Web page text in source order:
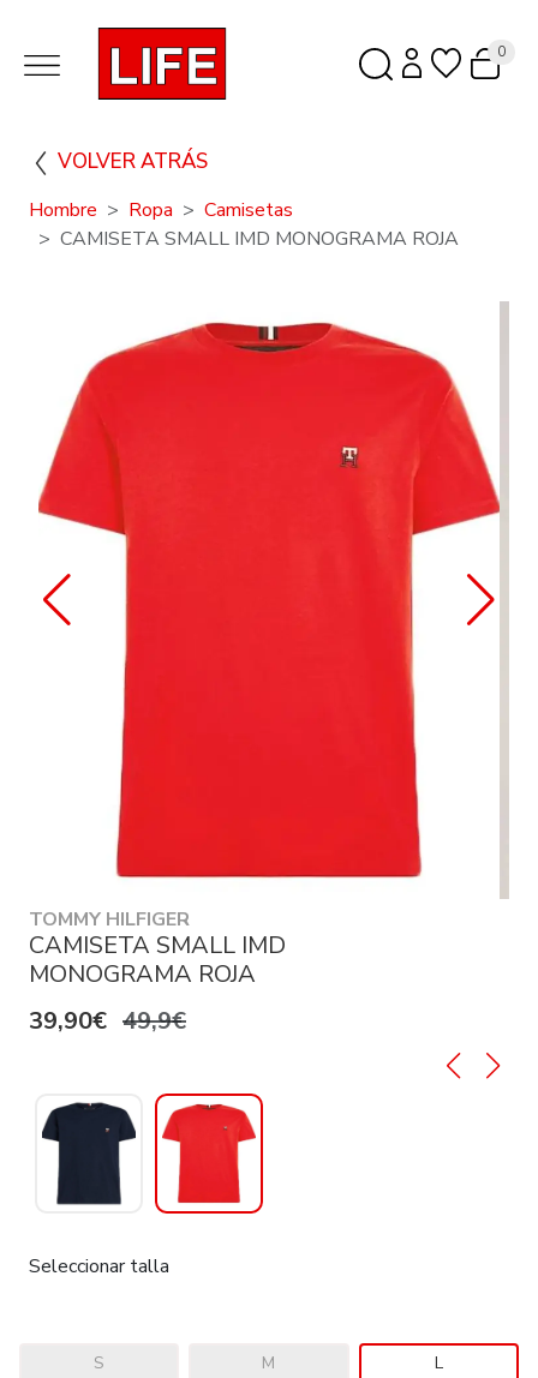
0
VOLVER ATRÁS
Hombre Ropa
Camisetas
CAMISETA SMALL IMD MONOGRAMA ROJA
TOMMY HILFIGER
CAMISETA SMALL IMD
MONOGRAMA ROJA
39,90€ 49,9€
Seleccionar talla
S M L